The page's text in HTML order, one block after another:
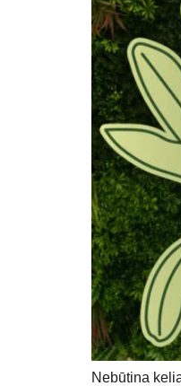
Nebūtina